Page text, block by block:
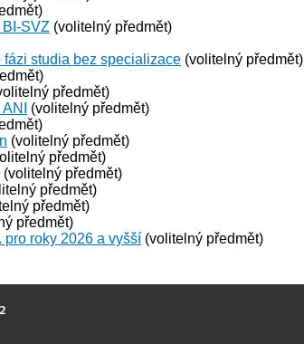
SVZ (volitelný předmět)
fázi studia bez specializace (volitelný předmět)
předmět)
(volitelný předmět)
(volitelný předmět)
předmět)
(volitelný předmět)
předmět)
předmět)
předmět)
pro roky 2026 a vyšší (volitelný předmět)